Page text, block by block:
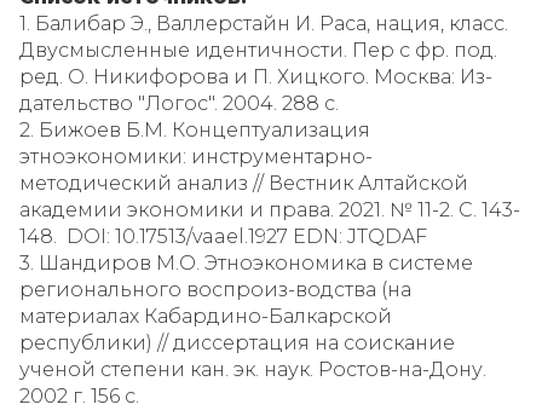
1. Балибар Э., Валлерстайн И. Раса, нация, класс.
Двусмысленные идентичности. Пер с фр. под.
ред. О. Никифорова и П. Хицкого. Москва: Из-
дательство "Логос". 2004. 288 с.
2. Бижоев Б.М. Концептуализация
этноэкономики: инструментарно-
методический анализ // Вестник Алтайской
академии экономики и права. 2021. № 11-2. С. 143-
148. DOI: 10.17513/vaael.1927 EDN: JTQDAF
3. Шандиров М.О. Этноэкономика в системе
регионального воспроиз-водства (на
материалах Кабардино-Балкарской
республики) // диссертация на соискание
ученой степени кан. эк. наук. Ростов-на-Дону.
2002 г. 156 с.